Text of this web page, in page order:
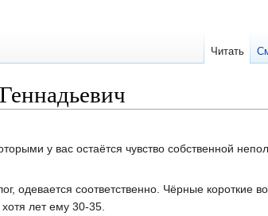
у вас остаётся чувство собственной
одевается соответственно. Чёрные короткие
лет ему 30-35.
Читать